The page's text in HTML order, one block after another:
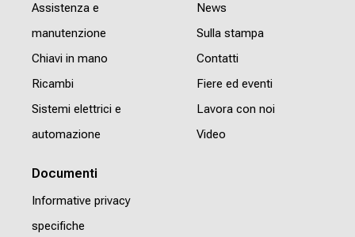
Assistenza e
manutenzione
Chiavi in mano
Ricambi
Sistemi elettrici e
automazione
News
Sulla stampa
Contatti
Fiere ed eventi
Lavora con noi
Video
Documenti
Informative privacy
specifiche